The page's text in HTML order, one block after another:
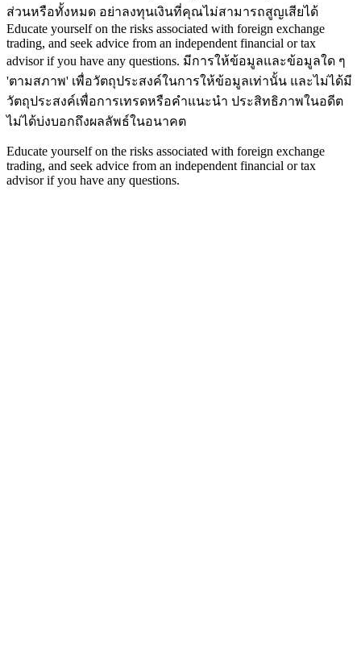
ส่วนหรือทั้งหมด อย่าลงทุนเงินที่คุณไม่สามารถสูญเสียได้
Educate yourself on the risks associated with foreign exchange
trading, and seek advice from an independent financial or tax
advisor if you have any questions. มีการให้ข้อมูลและข้อมูลใด ๆ
'ตามสภาพ' เพื่อวัตถุประสงค์ในการให้ข้อมูลเท่านั้น และไม่ได้มี
วัตถุประสงค์เพื่อการเทรดหรือคำแนะนำ ประสิทธิภาพในอดีต
ไม่ได้บ่งบอกถึงผลลัพธ์ในอนาคต
Educate yourself on the risks associated with foreign exchange
trading, and seek advice from an independent financial or tax
advisor if you have any questions.